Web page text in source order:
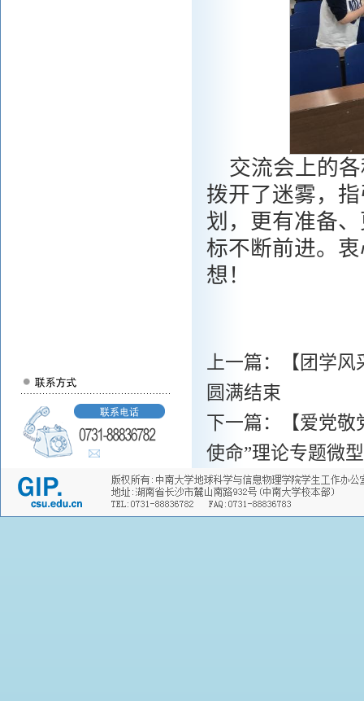
交流会上的
拨开了迷雾，
划，更有准备
标不断前进。
想！
上一篇：
【团学
圆满结束
下一篇：
【爱党
使命”理论专题微